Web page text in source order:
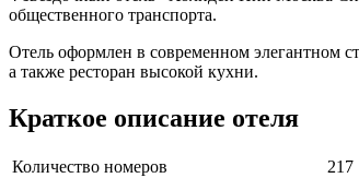
общественного транспорта.
Отель оформлен в современном элегантном
а также ресторан высокой кухни.
Краткое описание отеля
Количество номеров
217